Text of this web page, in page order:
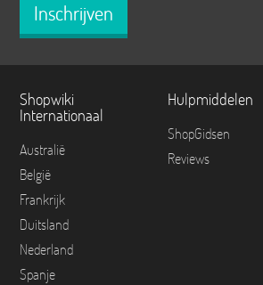
Inschrijven
Shopwiki
Internationaal
Australië
België
Frankrijk
Duitsland
Nederland
Spanje
Hulpmiddelen
ShopGidsen
Reviews